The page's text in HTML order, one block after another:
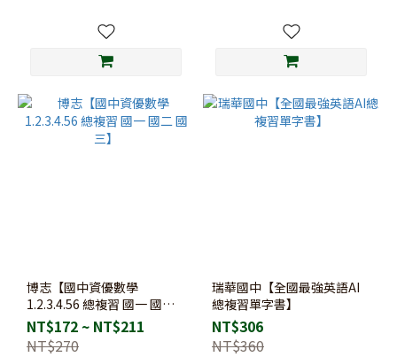
博志【國中資優數學
1.2.3.4.56 總複習 國一 國二
國三】
NT$172 ~ NT$211
NT$270
瑞華國中【全國最強英語AI
總複習單字書】
NT$306
NT$360